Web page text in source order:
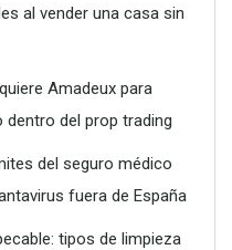
al vender una casa sin
Amadeux para
del prop trading
del seguro médico
fuera de España
tipos de limpieza